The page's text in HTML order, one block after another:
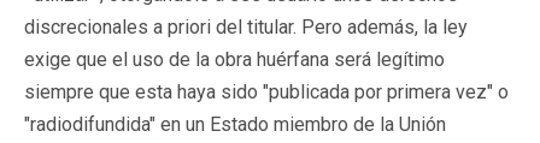
discrecionales a priori del titular. Pero además, la ley
exige que el uso de la obra huérfana será legítimo
siempre que esta haya sido "publicada por primera vez" o
"radiodifundida" en un Estado miembro de la Unión